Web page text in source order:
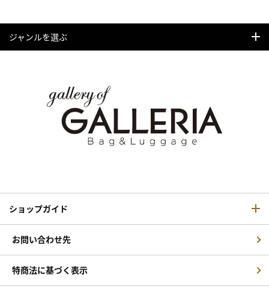
ジャンルを選ぶ
ショップガイド
お問い合わせ先
特商法に基づく表示